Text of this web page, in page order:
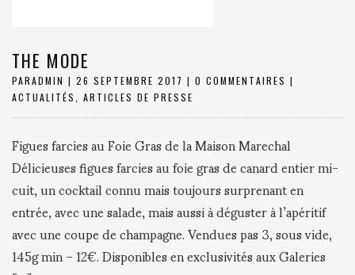
THE MODE
PARADMIN | 26 SEPTEMBRE 2017 | 0 COMMENTAIRES |
ACTUALITÉS
ARTICLES DE PRESSE
Figues farcies au Foie Gras de la Maison Marechal
Délicieuses figues farcies au foie gras de canard entier mi-
cuit, un cocktail connu mais toujours surprenant en
entrée, avec une salade, mais aussi à déguster à l’apéritif
avec une coupe de champagne. Vendues pas 3, sous vide,
145g min – 12€. Disponibles en exclusivités aux Galeries